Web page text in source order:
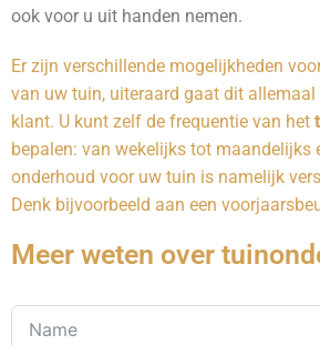
ook voor u uit handen nemen.
Er zijn verschillende mogelijkheden
van uw tuin, uiteraard gaat dit
klant. U kunt zelf de frequentie van het
bepalen: van wekelijks tot maandelijks
onderhoud voor uw tuin is namelijk
Denk bijvoorbeeld aan een
Meer weten over